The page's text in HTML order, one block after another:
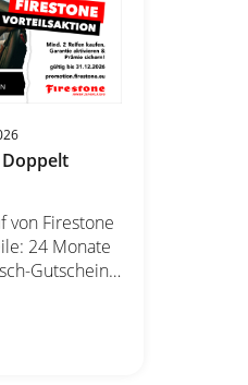
von Firestone
24 Monate
Gutschein
Sie
15 Zoll für